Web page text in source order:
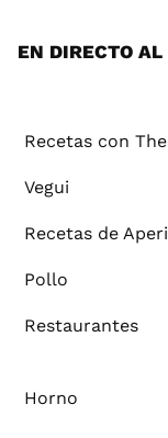
EN DIRECTO
Recetas con
Vegui
Recetas de
Pollo
Restaurantes
Horno